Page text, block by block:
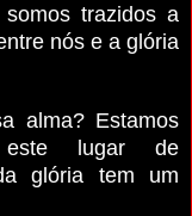
trazidos a
nós e a glória
alma? Estamos
este lugar de
glória tem um